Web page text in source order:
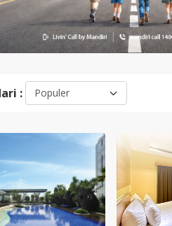
: